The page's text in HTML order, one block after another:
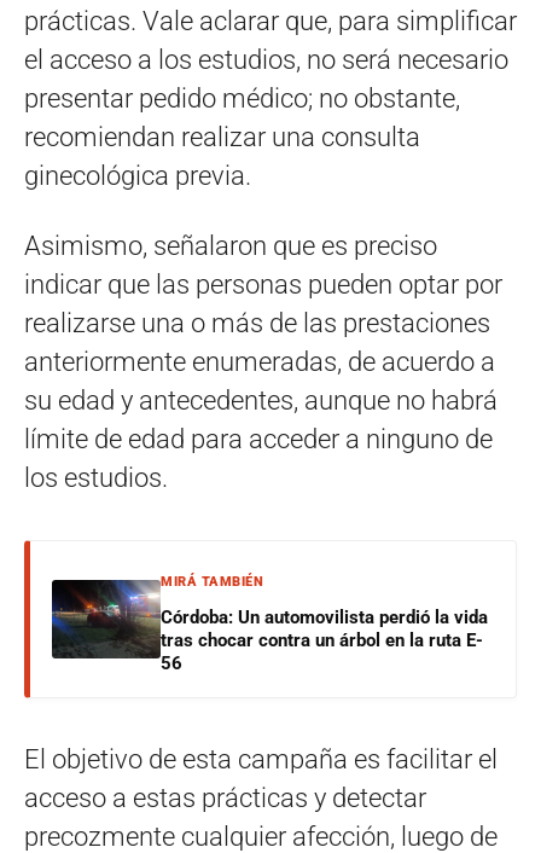
prácticas. Vale aclarar que, para simplificar
el acceso a los estudios, no será necesario
presentar pedido médico; no obstante,
recomiendan realizar una consulta
ginecológica previa.
Asimismo, señalaron que es preciso
indicar que las personas pueden optar por
realizarse una o más de las prestaciones
anteriormente enumeradas, de acuerdo a
su edad y antecedentes, aunque no habrá
límite de edad para acceder a ninguno de
los estudios.
MIRÁ TAMBIÉN
Córdoba: Un automovilista perdió la vida
tras chocar contra un árbol en la ruta E-
56
El objetivo de esta campaña es facilitar el
acceso a estas prácticas y detectar
precozmente cualquier afección, luego de